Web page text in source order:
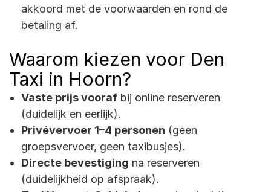
akkoord met de voorwaarden en rond de
betaling af.
Waarom kiezen voor Den
Taxi in Hoorn?
Vaste prijs vooraf bij online reserveren
(duidelijk en eerlijk).
Privévervoer 1–4 personen (geen
groepsvervoer, geen taxibusjes).
Directe bevestiging na reserveren
(duidelijkheid op afspraak).